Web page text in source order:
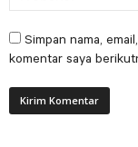
Simpan nama,
komentar saya